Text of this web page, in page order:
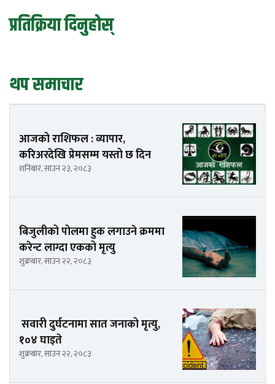
प्रतिक्रिया दिनुहोस्
थप समाचार
आजको राशिफल : व्यापार,
करिअरदेखि प्रेमसम्म यस्तो छ दिन
शनिबार, साउन २३, २०८३
बिजुलीको पोलमा हुक लगाउने क्रममा
करेन्ट लाग्दा एकको मृत्यु
शुक्रबार, साउन २२, २०८३
सवारी दुर्घटनामा सात जनाको मृत्यु,
१०४ घाइते
शुक्रबार, साउन २२, २०८३